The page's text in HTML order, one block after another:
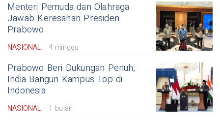
Menteri Pemuda dan Olahraga
Jawab Keresahan Presiden
Prabowo
NASIONAL 4 minggu
Prabowo Beri Dukungan Penuh,
India Bangun Kampus Top di
Indonesia
NASIONAL 1 bulan